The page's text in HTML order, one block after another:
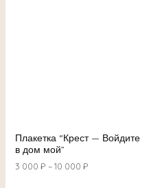
Плакетка “Крест — Войдите
в дом мой”
3 000 ₽ –10 000 ₽